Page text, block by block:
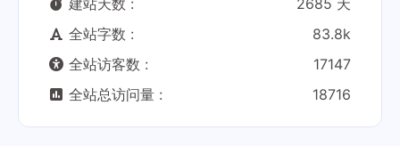
全站字数 :
83.8k
全站访客数 :
17147
全站总访问量 :
18716